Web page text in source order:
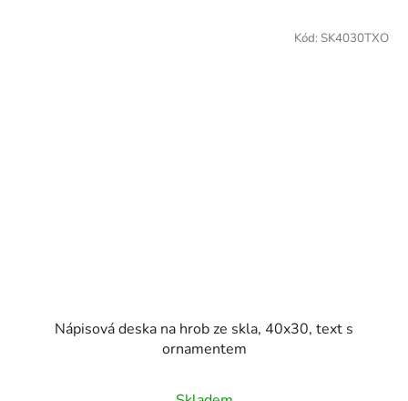
Nápisová deska na hrob ze skla, 40x30, text s
ornamentem
Kód: SK4030TXO